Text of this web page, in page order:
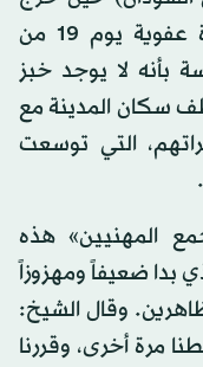
طلاب إحدى المدارس في مظاهرة عفوية يوم 19 من
بأنه لا يوجد خبز
سكان المدينة مع
التي توسعت
المهنيين» هذه
بدا ضعيفاً ومهزوزاً
وقال الشيخ:
مرة أخرى، وقررنا